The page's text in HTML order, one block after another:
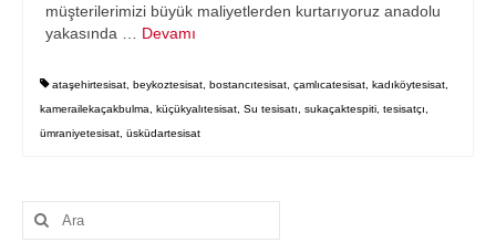
müşterilerimizi büyük maliyetlerden kurtarıyoruz anadolu
yakasında … Devamı
ataşehirtesisat beykoztesisat bostancıtesisat çamlıcatesisat kadıköytesisat
kamerailekaçakbulma
küçükyalıtesisat Su tesisatı sukaçaktespiti tesisatçı
ümraniyetesisat üsküdartesisat
Şunu
ara: